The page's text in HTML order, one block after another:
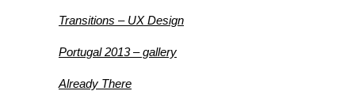
Transitions – UX Design
Portugal 2013 – gallery
Already There